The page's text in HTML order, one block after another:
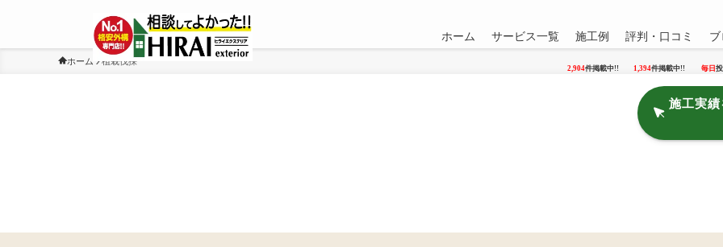
ホーム サービス一覧 施工例
2,904件掲載中!!
評判・口コミ
1,394件掲載中!!
ブ
毎日
ホーム 植栽伐採
施工実